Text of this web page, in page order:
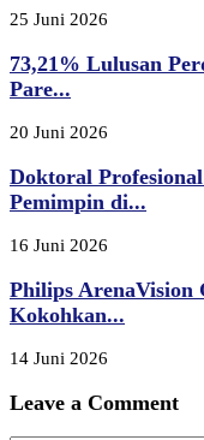
25 Juni 2026
73,21% Lulusan
Pare...
20 Juni 2026
Doktoral
Pemimpin di...
16 Juni 2026
Philips ArenaVision
Kokohkan...
14 Juni 2026
Leave a Comment